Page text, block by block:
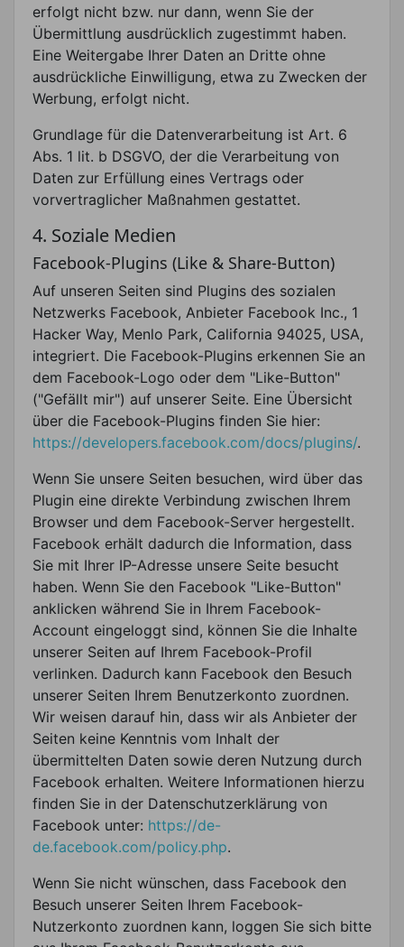
erfolgt nicht bzw. nur dann, wenn Sie der
Übermittlung ausdrücklich zugestimmt haben.
Eine Weitergabe Ihrer Daten an Dritte ohne
ausdrückliche Einwilligung, etwa zu Zwecken der
Werbung, erfolgt nicht.
Grundlage für die Datenverarbeitung ist Art. 6
Abs. 1 lit. b DSGVO, der die Verarbeitung von
Daten zur Erfüllung eines Vertrags oder
vorvertraglicher Maßnahmen gestattet.
4. Soziale Medien
Facebook-Plugins (Like & Share-Button)
Auf unseren Seiten sind Plugins des sozialen
Netzwerks Facebook, Anbieter Facebook Inc., 1
Hacker Way, Menlo Park, California 94025, USA,
integriert. Die Facebook-Plugins erkennen Sie an
dem Facebook-Logo oder dem "Like-Button"
("Gefällt mir") auf unserer Seite. Eine Übersicht
über die Facebook-Plugins finden Sie hier:
https://developers.facebook.com/docs/plugins/.
Wenn Sie unsere Seiten besuchen, wird über das
Plugin eine direkte Verbindung zwischen Ihrem
Browser und dem Facebook-Server hergestellt.
Facebook erhält dadurch die Information, dass
Sie mit Ihrer IP-Adresse unsere Seite besucht
haben. Wenn Sie den Facebook "Like-Button"
anklicken während Sie in Ihrem Facebook-
Account eingeloggt sind, können Sie die Inhalte
unserer Seiten auf Ihrem Facebook-Profil
verlinken. Dadurch kann Facebook den Besuch
unserer Seiten Ihrem Benutzerkonto zuordnen.
Wir weisen darauf hin, dass wir als Anbieter der
Seiten keine Kenntnis vom Inhalt der
übermittelten Daten sowie deren Nutzung durch
Facebook erhalten. Weitere Informationen hierzu
finden Sie in der Datenschutzerklärung von
Facebook unter: https://de-
de.facebook.com/policy.php.
Wenn Sie nicht wünschen, dass Facebook den
Besuch unserer Seiten Ihrem Facebook-
Nutzerkonto zuordnen kann, loggen Sie sich bitte